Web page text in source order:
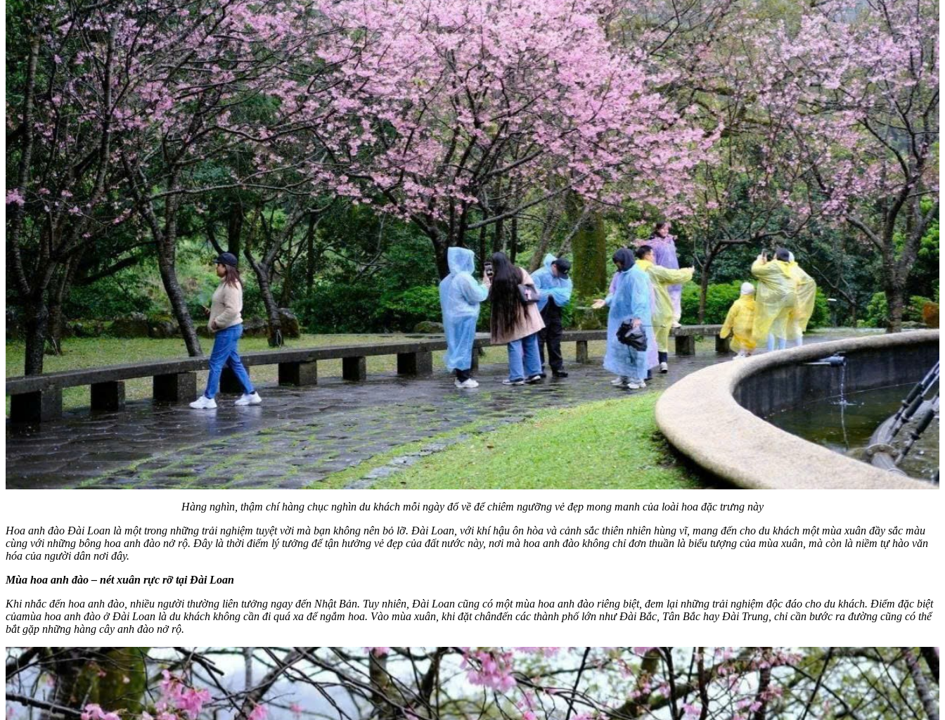
Hàng nghìn, thậm chí hàng chục nghìn du khách mỗi ngày đổ về để chiêm ngưỡng vẻ đẹp mong manh của loài hoa đặc trưng này
Hoa anh đào Đài Loan là một trong những trải nghiệm tuyệt vời mà bạn không nên bỏ lỡ. Đài Loan, với khí hậu ôn hòa và cảnh sắc thiên nhiên hùng vĩ, mang đến cho du khách một mùa xuân đầy sắc màu
cùng với những bông hoa anh đào nở rộ. Đây là thời điểm lý tưởng để tận hưởng vẻ đẹp của đất nước này, nơi mà hoa anh đào không chỉ đơn thuần là biểu tượng của mùa xuân, mà còn là niềm tự hào văn
hóa của người dân nơi đây.
Mùa hoa anh đào – nét xuân rực rỡ tại Đài Loan
Khi nhắc đến hoa anh đào, nhiều người thường liên tưởng ngay đến Nhật Bản. Tuy nhiên, Đài Loan cũng có một mùa hoa anh đào riêng biệt, đem lại những trải nghiệm độc đáo cho du khách. Điểm đặc biệt
củamùa hoa anh đào ở Đài Loan là du khách không cần đi quá xa để ngắm hoa. Vào mùa xuân, khi đặt chânđến các thành phố lớn như Đài Bắc, Tân Bắc hay Đài Trung, chỉ cần bước ra đường cũng có thể
bắt gặp những hàng cây anh đào nở rộ.